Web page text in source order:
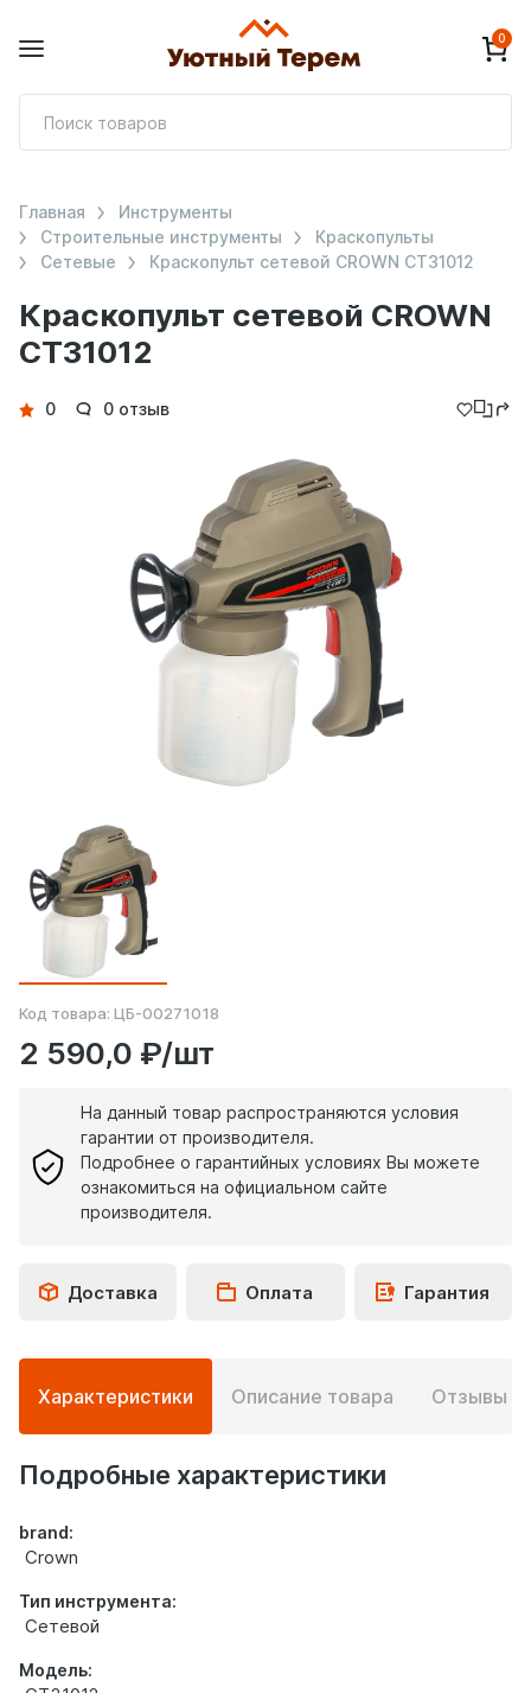
0
Краскопульт сетевой CROWN
CT31012
Главная
Инструменты
Строительные инструменты
Краскопульты
Сетевые
Краскопульт сетевой CROWN CT31012
Детали
0 0 отзыв
Код товара: ЦБ-00271018
2 590,0 ₽/шт
На данный товар распространяются условия
гарантии от производителя.
Подробнее о гарантийных условиях Вы можете
ознакомиться на официальном сайте
производителя.
Доставка Оплата Гарантия
Подробная
информация
о
товаре
Характеристики Описание товара Отзывы
Подробные характеристики
brand:
Crown
Тип инструмента:
Сетевой
Модель: